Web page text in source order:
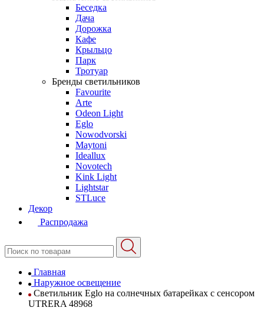
Беседка
Дача
Дорожка
Кафе
Крыльцо
Парк
Тротуар
Бренды светильников
Favourite
Arte
Odeon Light
Eglo
Nowodvorski
Maytoni
Ideallux
Novotech
Kink Light
Lightstar
STLuce
Декор
Распродажа
Главная
Наружное освещение
Светильник Eglo на солнечных батарейках с сенсором
UTRERA 48968